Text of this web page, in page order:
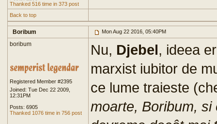
Thanked 516 time in 373 post
Back to top
Boribum Mon Aug 22 2016, 05:40PM
boribum
Registered Member #2395
Joined: Tue Dec 22 2009,
12:31PM
Posts: 6905
Thanked 1076 time in 756 post
Nu, Djebel, ideea
marxist iubitor de
ce lume traieste
moarte, Boribum,